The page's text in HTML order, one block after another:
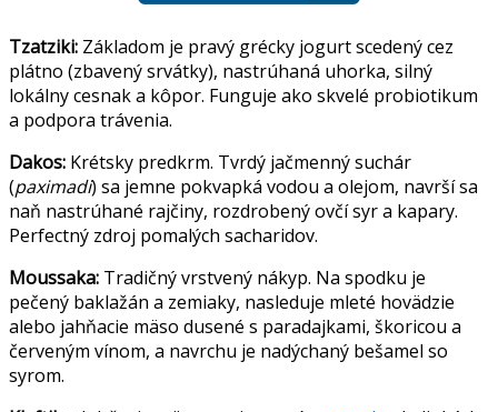
Tzatziki: Základom je pravý grécky jogurt scedený cez
plátno (zbavený srvátky), nastrúhaná uhorka, silný
lokálny cesnak a kôpor. Funguje ako skvelé probiotikum
a podpora trávenia.
Dakos: Krétsky predkrm. Tvrdý jačmenný suchár
(paximadi) sa jemne pokvapká vodou a olejom, navrší sa
naň nastrúhané rajčiny, rozdrobený ovčí syr a kapary.
Perfectný zdroj pomalých sacharidov.
Moussaka: Tradičný vrstvený nákyp. Na spodku je
pečený baklažán a zemiaky, nasleduje mleté hovädzie
alebo jahňacie mäso dusené s paradajkami, škoricou a
červeným vínom, a navrchu je nadýchaný bešamel so
syrom.